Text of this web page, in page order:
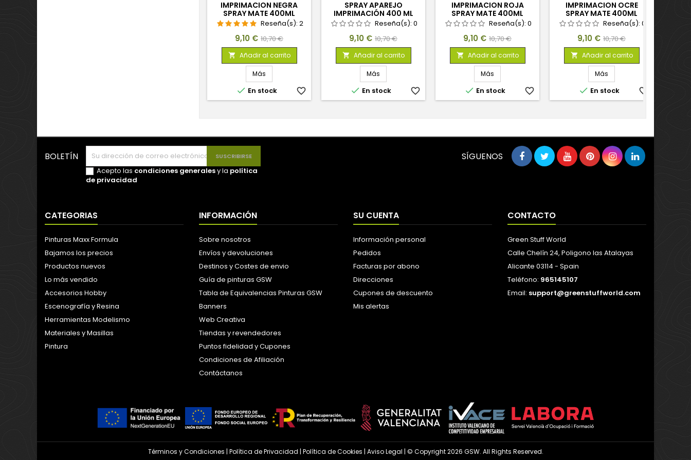
IMPRIMACION NEGRA
SPRAY MATE 400ML
Reseña(s): 2
Precio
9,10 € Precio
base
10,70 €
 Añadir al carrito
Más
 En stock favorite_border
SPRAY APAREJO
IMPRIMACIÓN 400 ML
Reseña(s): 0
Precio
9,10 € Precio
base
10,70 €
 Añadir al carrito
Más
 En stock favorite_border
IMPRIMACION ROJA
SPRAY MATE 400ML
Reseña(s): 0
Precio
9,10 € Precio
base
10,70 €
 Añadir al carrito
Más
 En stock favorite_border
IMPRIMACION OCRE
SPRAY MATE 400ML
Reseña(s): 0
Precio
9,10 € Precio
base
10,70 €
 Añadir al carrito
Más
 En stock favorite_border
BOLETÍN
Acepto las condiciones generalesy la política
de privacidad
SÍGUENOS
CATEGORIAS
Pinturas Maxx Formula
Bajamos los precios
Productos nuevos
Lo más vendido
Accesorios Hobby
Escenografía y Resina
Herramientas Modelismo
Materiales y Masillas
Pintura
INFORMACIÓN
Sobre nosotros
Envíos y devoluciones
Destinos y Costes de envio
Guía de pinturas GSW
Tabla de Equivalencias Pinturas GSW
Banners
Web Creativa
Tiendas y revendedores
Puntos fidelidad y Cupones
Condiciones de Afiliación
Contáctanos
SU CUENTA
Información personal
Pedidos
Facturas por abono
Direcciones
Cupones de descuento
Mis alertas
CONTACTO
Green Stuff World
Calle Chelín 24, Poligono las Atalayas
Alicante 03114 - Spain
Teléfono: 965145107
Email: support@greenstuffworld.com
Términos y Condiciones | Política de Privacidad | Política de Cookies | Aviso Legal | © Copyright 2026 GSW. All Rights Reserved.